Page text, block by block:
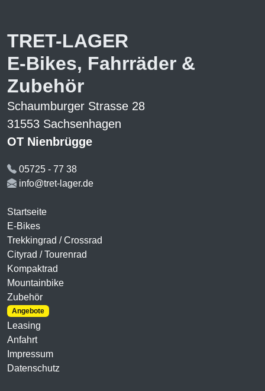
TRET-LAGER
E-Bikes, Fahrräder &
Zubehör
Schaumburger Strasse 28
31553 Sachsenhagen
OT Nienbrügge
05725 - 77 38
info@tret-lager.de
Startseite
E-Bikes
Trekkingrad / Crossrad
Cityrad / Tourenrad
Kompaktrad
Mountainbike
Zubehör
Angebote
Leasing
Anfahrt
Impressum
Datenschutz